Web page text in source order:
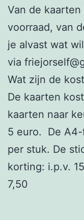
Van de
voorraad, van
je alvast wat
via
Wat zijn de
De kaarten
kaarten naar
5 euro. De
per stuk. De
korting: i.p.v.
7,50